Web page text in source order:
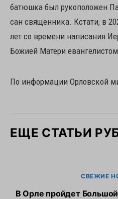
батюшка был рукоположен
сан священника. Кстати, в
лет со времени написания
Божией Матери
По информации Орловской
ЕЩЕ СТАТЬИ
СВЕЖИЕ
В Орле пройдет